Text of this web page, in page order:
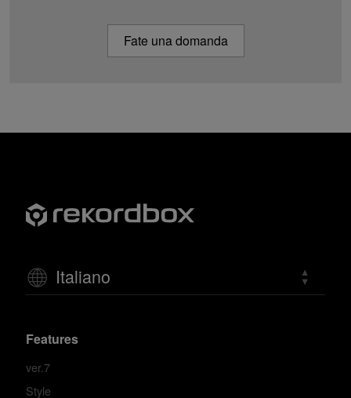
Fate una domanda
Italiano
Features
ver.7
Style